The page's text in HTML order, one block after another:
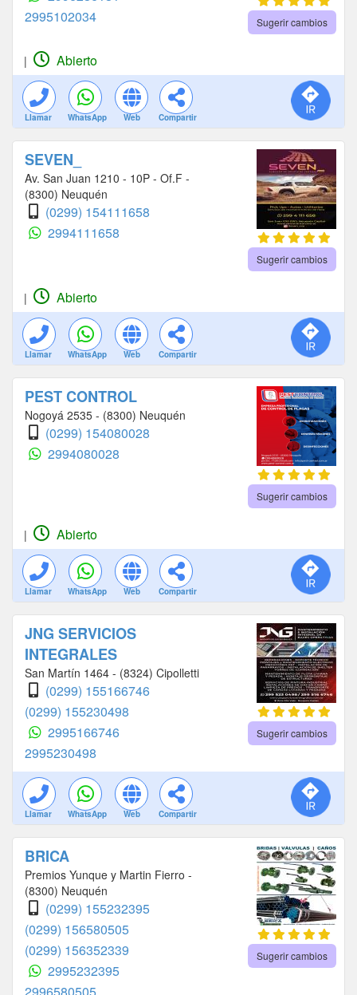
2995102034
Sugerir cambios
| Abierto
Llamar WhatsApp Web Compartir
SEVEN_
Av. San Juan 1210 - 10P - Of.F -
(8300) Neuquén
(0299) 154111658
2994111658
Sugerir cambios
| Abierto
Llamar WhatsApp Web Compartir
PEST CONTROL
Nogoyá 2535 - (8300) Neuquén
(0299) 154080028
2994080028
Sugerir cambios
| Abierto
Llamar WhatsApp Web Compartir
JNG SERVICIOS
INTEGRALES
San Martín 1464 - (8324) Cipolletti
(0299) 155166746
(0299) 155230498
2995166746
2995230498
Sugerir cambios
Llamar WhatsApp Web Compartir
BRICA
Premios Yunque y Martin Fierro -
(8300) Neuquén
(0299) 155232395
(0299) 156580505
(0299) 156352339
2995232395
Sugerir cambios